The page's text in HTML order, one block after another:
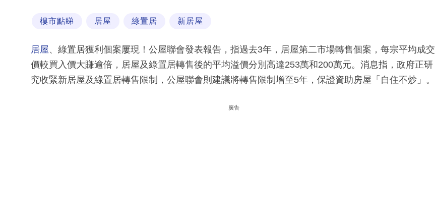
樓市點睇 居屋 綠置居 新居屋
居屋、綠置居獲利個案屢現！公屋聯會發表報告，指過去3年，居屋第二市場轉售個案，每宗平均成交
價較買入價大賺逾倍，居屋及綠置居轉售後的平均溢價分別高達253萬和200萬元。消息指，政府正研
究收緊新居屋及綠置居轉售限制，公屋聯會則建議將轉售限制增至5年，保證資助房屋「自住不炒」。
廣告